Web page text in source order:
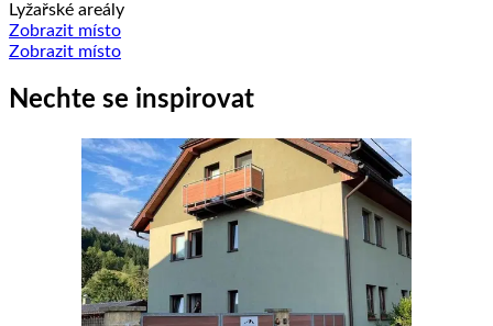
Lyžařské areály
Zobrazit místo
Zobrazit místo
Nechte se inspirovat